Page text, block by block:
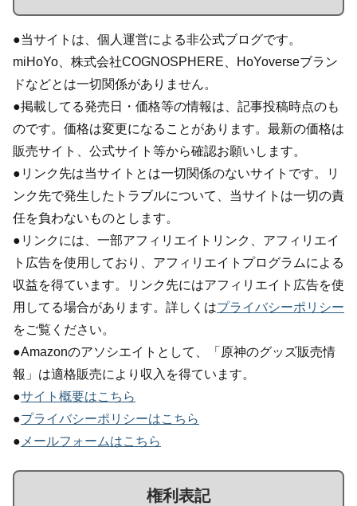
●当サイトは、個人運営による非公式ブログです。
miHoYo、株式会社COGNOSPHERE、HoYoverseブラン
ドなどとは一切関係がありません。
●掲載してる発売日・価格等の情報は、記事投稿時点のも
のです。価格は変更になることがあります。最新の価格は
販売サイト、公式サイト等から確認お願いします。
●リンク先は当サイトとは一切関係のないサイトです。リ
ンク先で発生したトラブルについて、当サイトは一切の責
任を負わないものとします。
●リンクには、一部アフィリエイトリンク、アフィリエイ
ト広告を使用しており、アフィリエイトプログラムによる
収益を得ています。リンク先にはアフィリエイト広告を使
用してる場合があります。詳しくはプライバシーポリシー
をご覧ください。
●Amazonのアソシエイトとして、「原神のグッズ販売情
報」は適格販売により収入を得ています。
●サイト概要はこちら
●プライバシーポリシーはこちら
● メールフォームはこちら
権利表記